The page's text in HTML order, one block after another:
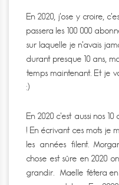
En 2020, j’ose y croire,
passera les 100 000
sur laquelle je n’avais
durant presque 10 ans,
temps maintenant. Et je
:)
En 2020 c’est aussi nos
! En écrivant ces mots je
les années filent.
chose est sûre en 2020
grandir. Maelle fêtera en